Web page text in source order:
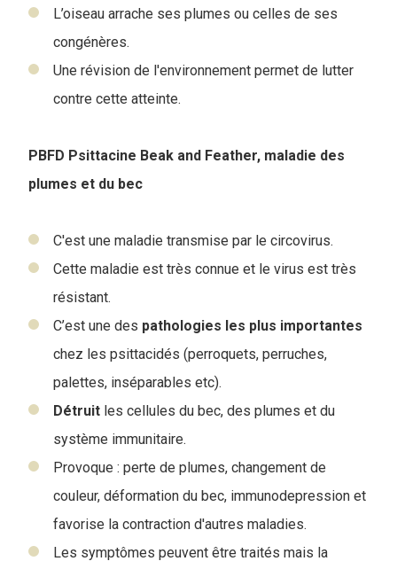
L’oiseau arrache ses plumes ou celles de ses
congénères.
Une révision de l'environnement permet de lutter
contre cette atteinte.
PBFD Psittacine Beak and Feather, maladie des
plumes et du bec
C'est une maladie transmise par le circovirus.
Cette maladie est très connue et le virus est très
résistant.
C’est une des pathologies les plus importantes
chez les psittacidés (perroquets, perruches,
palettes, inséparables etc).
Détruit les cellules du bec, des plumes et du
système immunitaire.
Provoque : perte de plumes, changement de
couleur, déformation du bec, immunodepression et
favorise la contraction d'autres maladies.
Les symptômes peuvent être traités mais la